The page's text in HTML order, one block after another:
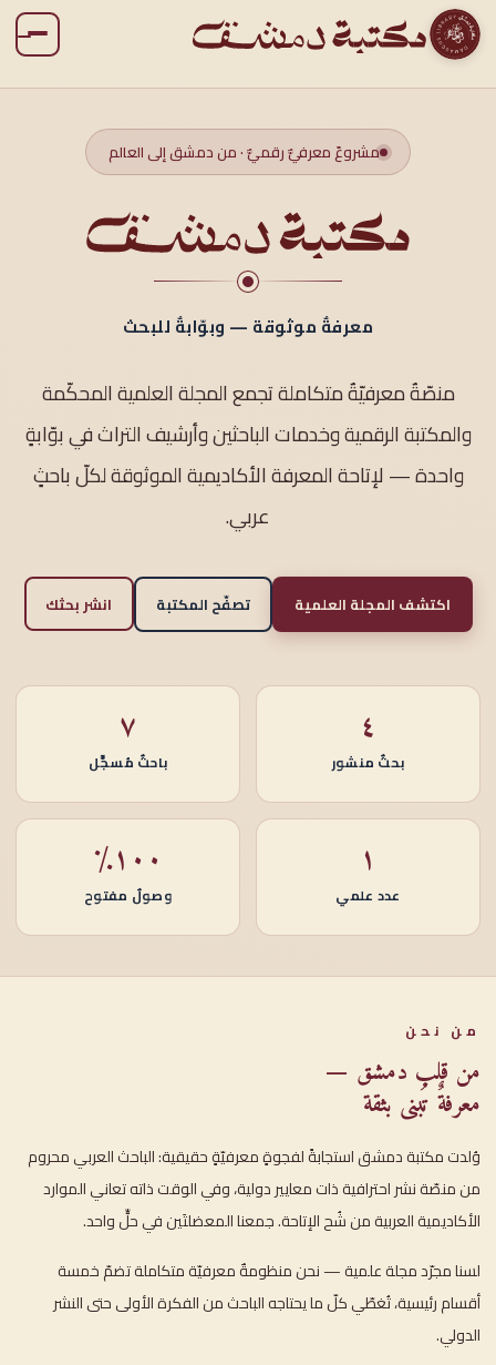
مشروعٌ معرفيٌّ رقميٌّ · من دمشق إلى العالم
معرفةٌ موثوقة — وبوّابةٌ للبحث
منصّةٌ معرفيّةٌ متكاملة تجمع المجلة العلمية المحكّمة
والمكتبة الرقمية وخدمات الباحثين وأرشيف التراث في بوّابةٍ
واحدة — لإتاحة المعرفة الأكاديمية الموثوقة لكلّ باحثٍ
عربي.
اكتشف المجلة العلمية تصفّح المكتبة انشر بحثك
٤
بحثٌ منشور
٧
باحثٌ مُسجَّل
١
عدد علمي
١٠٠٪
وصولٌ مفتوح
من نحن
من قلب دمشق —
معرفةٌ تُبنى بثقة
وُلدت مكتبة دمشق استجابةً لفجوةٍ معرفيّةٍ حقيقية: الباحث العربي محروم
من منصّة نشر احترافية ذات معايير دولية، وفي الوقت ذاته تعاني الموارد
الأكاديمية العربية من شُح الإتاحة. جمعنا المعضلتَين في حلٍّ واحد.
لسنا مجرّد مجلة علمية — نحن منظومةٌ معرفيّة متكاملة تضمّ خمسة
أقسام رئيسية، تُغطّي كلّ ما يحتاجه الباحث من الفكرة الأولى حتى النشر
الدولي.